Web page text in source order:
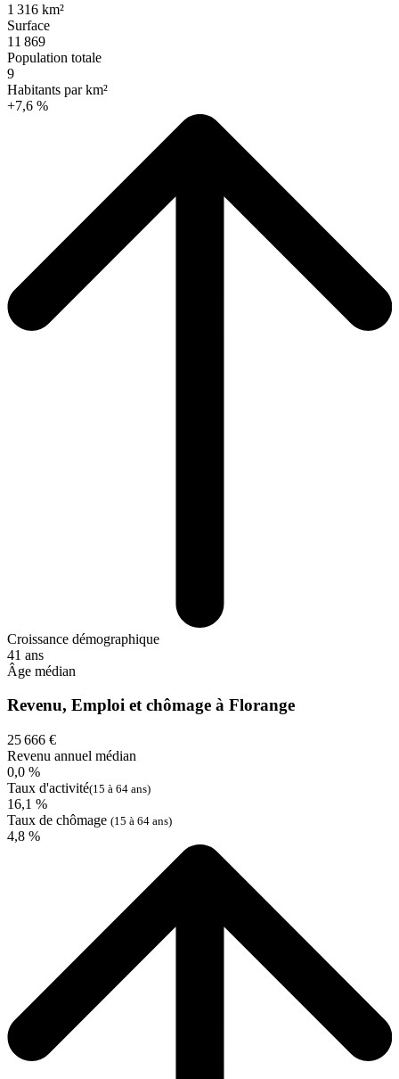
1 316 km²
Surface
11 869
Population totale
9
Habitants par km²
+7,6 %
Croissance démographique
41 ans
Âge médian
Revenu, Emploi et chômage à Florange
25 666 €
Revenu annuel médian
0,0 %
Taux d'activité(15 à 64 ans)
16,1 %
Taux de chômage (15 à 64 ans)
4,8 %